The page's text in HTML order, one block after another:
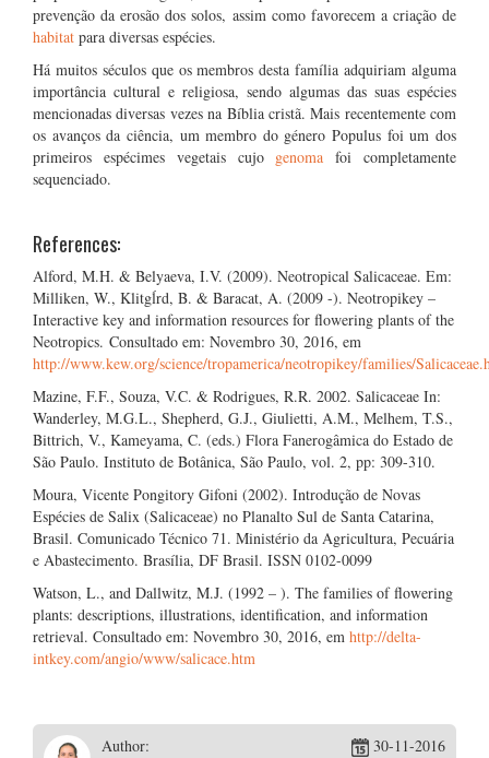
prevenção da erosão dos solos, assim como favorecem a criação de
habitat para diversas espécies.
Há muitos séculos que os membros desta família adquiriam alguma
importância cultural e religiosa, sendo algumas das suas espécies
mencionadas diversas vezes na Bíblia cristã. Mais recentemente com
os avanços da ciência, um membro do género Populus foi um dos
primeiros espécimes vegetais cujo genoma foi completamente
sequenciado.
References:
Alford, M.H. & Belyaeva, I.V. (2009). Neotropical Salicaceae. Em:
Milliken, W., Klitgĺrd, B. & Baracat, A. (2009 -). Neotropikey –
Interactive key and information resources for flowering plants of the
Neotropics. Consultado em: Novembro 30, 2016, em
http://www.kew.org/science/tropamerica/neotropikey/families/
Mazine, F.F., Souza, V.C. & Rodrigues, R.R. 2002. Salicaceae In:
Wanderley, M.G.L., Shepherd, G.J., Giulietti, A.M., Melhem, T.S.,
Bittrich, V., Kameyama, C. (eds.) Flora Fanerogâmica do Estado de
São Paulo. Instituto de Botânica, São Paulo, vol. 2, pp: 309-310.
Moura, Vicente Pongitory Gifoni (2002). Introdução de Novas
Espécies de Salix (Salicaceae) no Planalto Sul de Santa Catarina,
Brasil. Comunicado Técnico 71. Ministério da Agricultura, Pecuária
e Abastecimento. Brasília, DF Brasil. ISSN 0102-0099
Watson, L., and Dallwitz, M.J. (1992 – ). The families of flowering
plants: descriptions, illustrations, identification, and information
retrieval. Consultado em: Novembro 30, 2016, em http://delta-
intkey.com/angio/www/salicace.htm
Author: 30-11-2016